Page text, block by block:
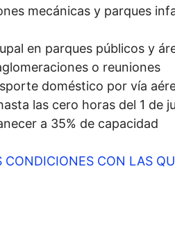
mecánicas y parques
en parques públicos y
o reuniones
doméstico por vía
las cero horas del 1 de
a 35% de capacidad
CONDICIONES CON LAS